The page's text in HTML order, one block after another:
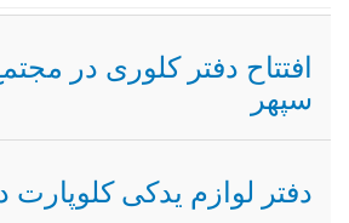
افتتاح دفتر کلوری در
سپهر
دفتر لوازم یدکی کلوپارت